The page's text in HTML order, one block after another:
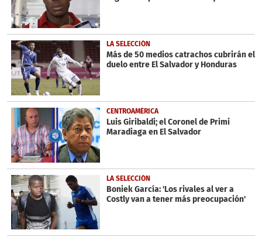
LA SELECCIÓN
Más de 50 medios catrachos cubrirán el
duelo entre El Salvador y Honduras
CENTROAMÉRICA
Luis Giribaldi; el Coronel de Primi
Maradiaga en El Salvador
LA SELECCIÓN
Boniek García: 'Los rivales al ver a
Costly van a tener más preocupación'